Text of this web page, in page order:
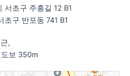
서초구 주흥길 12 B1
초구 반포동 741 B1
,
보 350m